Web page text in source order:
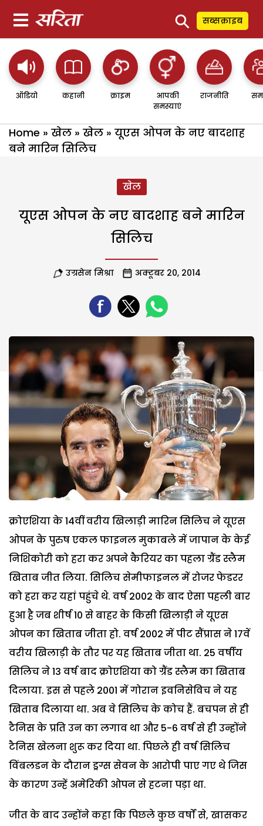
⚲ सब्सक्राइब
ऑडियो कहानी क्राइम
आपकी
समस्याएं
राजनीति
Home » खेल » खेल » यूएस ओपन के नए बादशाह
बने मारिन सिलिच
खेल
यूएस ओपन के नए बादशाह बने मारिन
सिलिच
उग्रसेन मिश्रा अक्टूबर 20, 2014
क्रोएशिया के 14वीं वरीय खिलाड़ी मारिन सिलिच ने यूएस
ओपन के पुरुष एकल फाइनल मुकाबले में जापान के केई
निशिकोरी को हरा कर अपने कैरियर का पहला ग्रैंड स्लैम
खिताब जीत लिया. सिलिच सेमीफाइनल में रोजर फेडरर
को हरा कर यहां पहुंचे थे. वर्ष 2002 के बाद ऐसा पहली बार
हुआ है जब शीर्ष 10 से बाहर के किसी खिलाड़ी ने यूएस
ओपन का खिताब जीता हो. वर्ष 2002 में पीट सैंप्रास ने 17वें
वरीय खिलाड़ी के तौर पर यह खिताब जीता था. 25 वर्षीय
सिलिच ने 13 वर्ष बाद क्रोएशिया को ग्रैंड स्लैम का खिताब
दिलाया. इस से पहले 2001 में गोरान इवनिसेविच ने यह
खिताब दिलाया था. अब वे सिलिच के कोच हैं. बचपन से ही
टैनिस के प्रति उन का लगाव था और 5-6 वर्ष से ही उन्होंने
टैनिस खेलना शुरू कर दिया था. पिछले ही वर्ष सिलिच
विंबलडन के दौरान ड्रग्स सेवन के आरोपी पाए गए थे जिस
के कारण उन्हें अमेरिकी ओपन से हटना पड़ा था.
जीत के बाद उन्होंने कहा कि पिछले कुछ वर्षों से, खासकर